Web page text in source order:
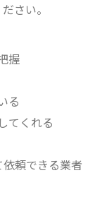
さい。
握
る
てくれる
頼できる業者